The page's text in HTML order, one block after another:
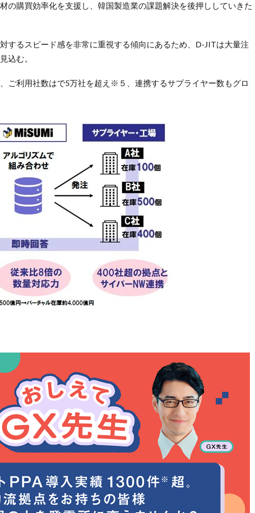
の購買効率化を支援し、韓国製造業の課題解決を後押ししていきた
するスピード感を非常に重視する傾向にあるため、D-JITは大量注
込む。
ご利用社数はで5万社を超え※５、連携するサプライヤー数もグロ